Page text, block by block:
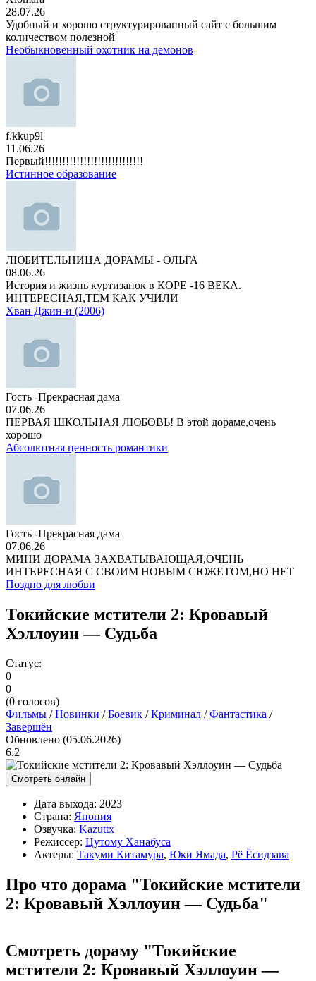
28.07.26
Удобный и хорошо структурированный сайт с большим
количеством полезной
Необыкновенный охотник на демонов
f.kkup9l
11.06.26
Первый!!!!!!!!!!!!!!!!!!!!!!!!!!!!
Истинное образование
ЛЮБИТЕЛЬНИЦА ДОРАМЫ - ОЛЬГА
08.06.26
История и жизнь куртизанок в КОРЕ -16 ВЕКА.
ИНТЕРЕСНАЯ,ТЕМ КАК УЧИЛИ
Хван Джин-и (2006)
Гость -Прекрасная дама
07.06.26
ПЕРВАЯ ШКОЛЬНАЯ ЛЮБОВЬ! В этой дораме,очень
хорошо
Абсолютная ценность романтики
Гость -Прекрасная дама
07.06.26
МИНИ ДОРАМА ЗАХВАТЫВАЮЩАЯ,ОЧЕНЬ
ИНТЕРЕСНАЯ С СВОИМ НОВЫМ СЮЖЕТОМ,НО НЕТ
Поздно для любви
Токийские мстители 2: Кровавый
Хэллоуин — Судьба
Статус:
0
0
(0 голосов)
Фильмы /Новинки /Боевик /Криминал /Фантастика /
Завершён
Обновлено (05.06.2026)
6.2
Смотреть онлайн
Дата выхода: 2023
Страна: Япония
Озвучка: Kazuttx
Режиссер: Цутому Ханабуса
Актеры: Такуми Китамура, Юки Ямада, Рё Ёсидзава
Про что дорама "Токийские мстители
2: Кровавый Хэллоуин — Судьба"
Смотреть дораму "Токийские
мстители 2: Кровавый Хэллоуин —